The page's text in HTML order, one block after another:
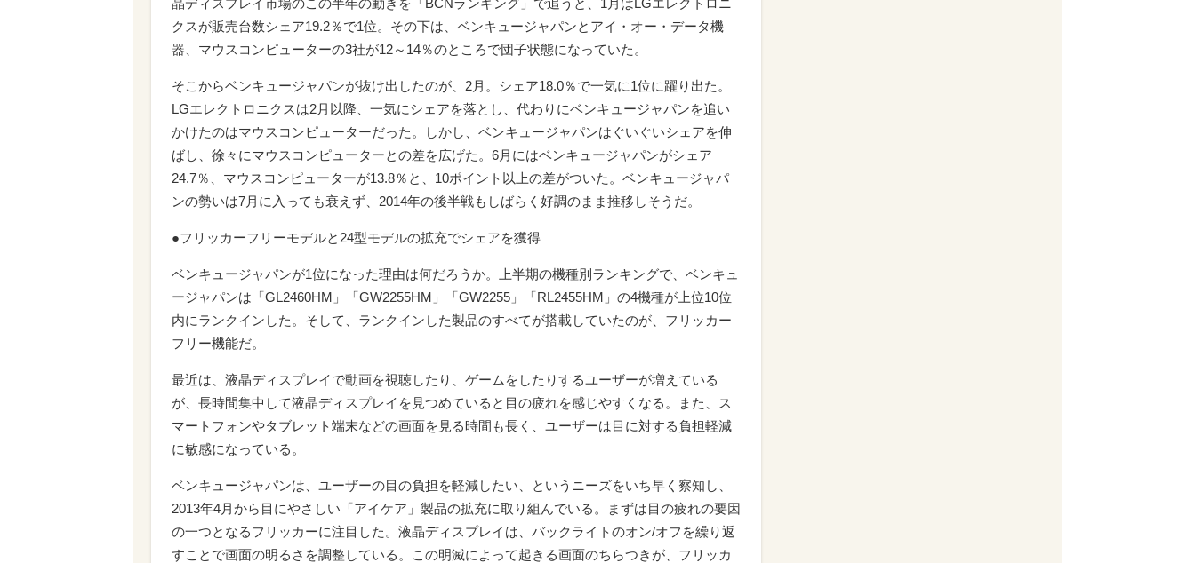
晶ディスプレイ市場のこの半年の動きを「BCNランキング」で追うと、1月はLGエレクトロニ
クスが販売台数シェア19.2％で1位。その下は、ベンキュージャパンとアイ・オー・データ機
器、マウスコンピューターの3社が12～14％のところで団子状態になっていた。
そこからベンキュージャパンが抜け出したのが、2月。シェア18.0％で一気に1位に躍り出た。
LGエレクトロニクスは2月以降、一気にシェアを落とし、代わりにベンキュージャパンを追い
かけたのはマウスコンピューターだった。しかし、ベンキュージャパンはぐいぐいシェアを伸
ばし、徐々にマウスコンピューターとの差を広げた。6月にはベンキュージャパンがシェア
24.7％、マウスコンピューターが13.8％と、10ポイント以上の差がついた。ベンキュージャパ
ンの勢いは7月に入っても衰えず、2014年の後半戦もしばらく好調のまま推移しそうだ。
●フリッカーフリーモデルと24型モデルの拡充でシェアを獲得
ベンキュージャパンが1位になった理由は何だろうか。上半期の機種別ランキングで、ベンキュ
ージャパンは「GL2460HM」「GW2255HM」「GW2255」「RL2455HM」の4機種が上位10位
内にランクインした。そして、ランクインした製品のすべてが搭載していたのが、フリッカー
フリー機能だ。
最近は、液晶ディスプレイで動画を視聴したり、ゲームをしたりするユーザーが増えている
が、長時間集中して液晶ディスプレイを見つめていると目の疲れを感じやすくなる。また、ス
マートフォンやタブレット端末などの画面を見る時間も長く、ユーザーは目に対する負担軽減
に敏感になっている。
ベンキュージャパンは、ユーザーの目の負担を軽減したい、というニーズをいち早く察知し、
2013年4月から目にやさしい「アイケア」製品の拡充に取り組んでいる。まずは目の疲れの要因
の一つとなるフリッカーに注目した。液晶ディスプレイは、バックライトのオン/オフを繰り返
すことで画面の明るさを調整している。この明滅によって起きる画面のちらつきが、フリッカ